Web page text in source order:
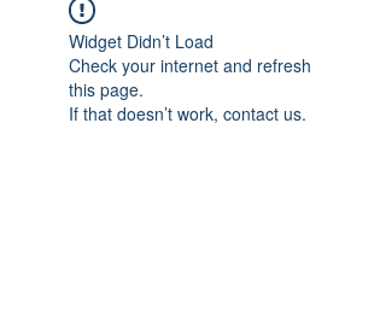
Widget Didn’t Load
Check your internet and refresh
this page.
If that doesn’t work, contact us.